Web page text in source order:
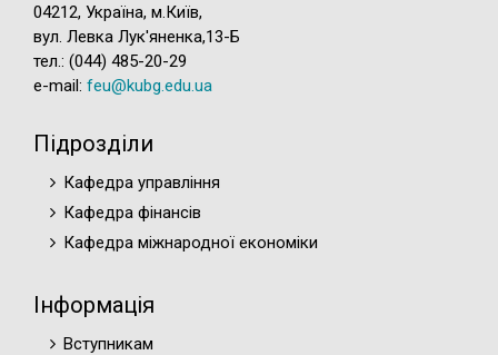
04212, Україна, м.Київ,
вул. Левка Лук'яненка,13-Б
тел.: (044) 485-20-29
e-mail: feu@kubg.edu.ua
Підрозділи
Кафедра управління
Кафедра фінансів
Кафедра міжнародної економіки
Інформація
Вступникам